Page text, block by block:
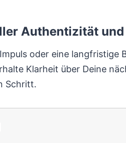
Authentizität
oder eine langfristige
Klarheit über Deine
Schritt.